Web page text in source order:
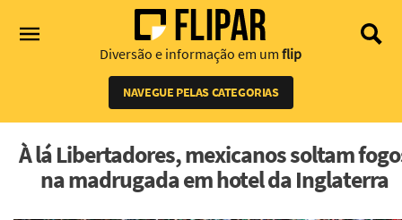
Diversão e informação em um flip
NAVEGUE PELAS CATEGORIAS
À lá Libertadores, mexicanos soltam
na madrugada em hotel da Inglaterra